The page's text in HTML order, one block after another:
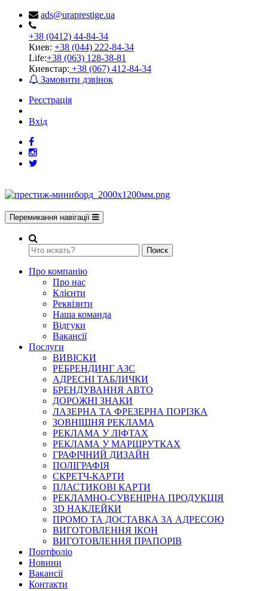
ads@uraprestige.ua
+38 (0412) 44-84-34
Киев: +38 (044) 222-84-34
Life:+38 (063) 128-38-81
Киевстар: +38 (067) 412-84-34
Замовити дзвінок
Реєстрація
Вхід
Перемикання навігації
Поиск
Про компанію
Про нас
Клієнти
Реквізити
Наша команда
Відгуки
Вакансії
Послуги
ВИВІСКИ
РЕБРЕНДИНГ АЗС
АДРЕСНІ ТАБЛИЧКИ
БРЕНДУВАННЯ АВТО
ДОРОЖНІ ЗНАКИ
ЛАЗЕРНА ТА ФРЕЗЕРНА ПОРІЗКА
ЗОВНІШНЯ РЕКЛАМА
РЕКЛАМА У ЛІФТАХ
РЕКЛАМА У МАРШРУТКАХ
ГРАФІЧНИЙ ДИЗАЙН
ПОЛІГРАФІЯ
СКРЕТЧ-КАРТИ
ПЛАСТИКОВІ КАРТИ
РЕКЛАМНО-СУВЕНІРНА ПРОДУКЦІЯ
3D НАКЛЕЙКИ
ПРОМО ТА ДОСТАВКА ЗА АДРЕСОЮ
ВИГОТОВЛЕННЯ ІКОН
ВИГОТОВЛЕННЯ ПРАПОРІВ
Портфоліо
Новини
Вакансії
Контакти